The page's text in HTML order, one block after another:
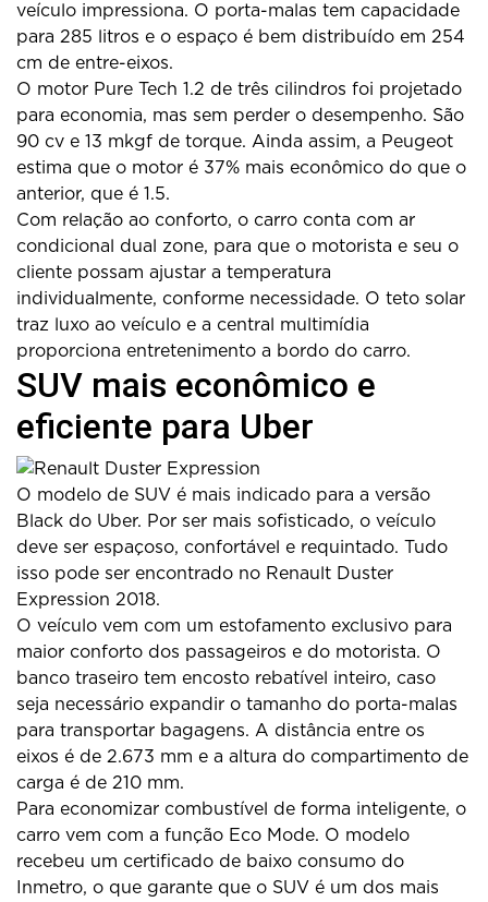
veículo impressiona. O porta-malas tem capacidade
para 285 litros e o espaço é bem distribuído em 254
cm de entre-eixos.
O motor Pure Tech 1.2 de três cilindros foi projetado
para economia, mas sem perder o desempenho. São
90 cv e 13 mkgf de torque. Ainda assim, a Peugeot
estima que o motor é 37% mais econômico do que o
anterior, que é 1.5.
Com relação ao conforto, o carro conta com ar
condicional dual zone, para que o motorista e seu o
cliente possam ajustar a temperatura
individualmente, conforme necessidade. O teto solar
traz luxo ao veículo e a central multimídia
proporciona entretenimento a bordo do carro.
SUV mais econômico e
eficiente para Uber
O modelo de SUV é mais indicado para a versão
Black do Uber. Por ser mais sofisticado, o veículo
deve ser espaçoso, confortável e requintado. Tudo
isso pode ser encontrado no Renault Duster
Expression 2018.
O veículo vem com um estofamento exclusivo para
maior conforto dos passageiros e do motorista. O
banco traseiro tem encosto rebatível inteiro, caso
seja necessário expandir o tamanho do porta-malas
para transportar bagagens. A distância entre os
eixos é de 2.673 mm e a altura do compartimento de
carga é de 210 mm.
Para economizar combustível de forma inteligente, o
carro vem com a função Eco Mode. O modelo
recebeu um certificado de baixo consumo do
Inmetro, o que garante que o SUV é um dos mais